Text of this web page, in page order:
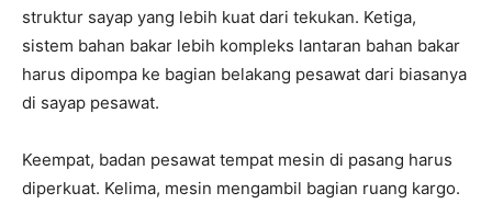
struktur sayap yang lebih kuat dari tekukan. Ketiga,
sistem bahan bakar lebih kompleks lantaran bahan bakar
harus dipompa ke bagian belakang pesawat dari biasanya
di sayap pesawat.
Keempat, badan pesawat tempat mesin di pasang harus
diperkuat. Kelima, mesin mengambil bagian ruang kargo.